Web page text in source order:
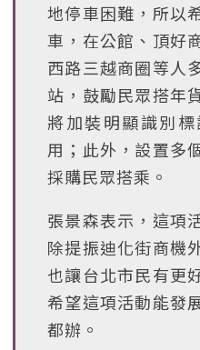
地停車困難，所以
車，在公館、頂好
西路三越商圈等人
站，鼓勵民眾搭年
將加裝明顯識別
用；此外，設置多
採購民眾搭乘。
張景森表示，這項
除提振迪化街商機
也讓台北市民有更
希望這項活動能發
都辦。